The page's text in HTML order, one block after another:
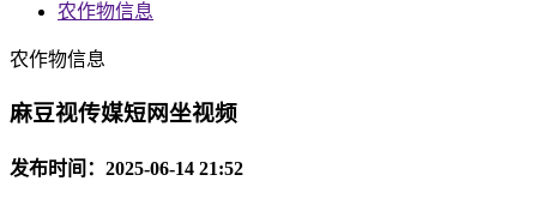
农作物信息
农作物信息
麻豆视传媒短网坐视频
发布时间：2025-06-14 21:52